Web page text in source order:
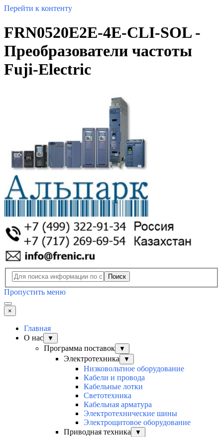
Перейти к контенту
FRN0520E2E-4E-CLI-SOL -
Преобразователи частоты
Fuji-Electric
Поиск
Пропустить меню
×
Главная
О нас
▼
Программа поставок ▼
Электротехника ▼
Низковольтное оборудование
Кабели и провода
Кабельные лотки
Светотехника
Кабельная арматура
Электротехнические шины
Электрощитовое оборудование
Приводная техника
▼